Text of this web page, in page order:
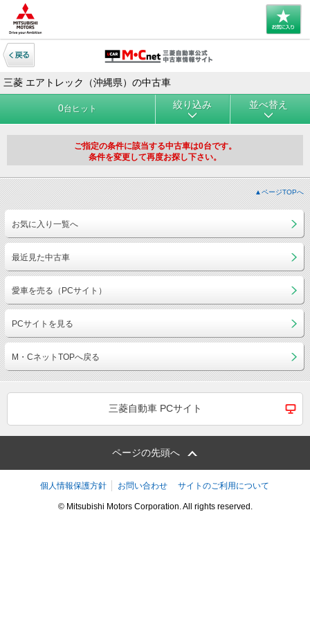
三菱 エアトレック（沖縄県）の中古車
0台ヒット 絞り込み 並べ替え
ご指定の条件に該当する中古車は0台です。
条件を変更して再度お探し下さい。
▲ページTOPへ
お気に入り一覧へ
最近見た中古車
愛車を売る（PCサイト）
PCサイトを見る
M・CネットTOPへ戻る
三菱自動車 PCサイト
ページの先頭へ
個人情報保護方針 お問い合わせ サイトのご利用について
© Mitsubishi Motors Corporation. All rights reserved.